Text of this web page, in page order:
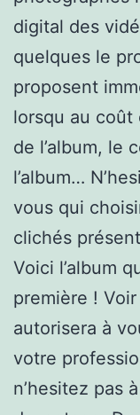
digital des
quelques le
proposent
lorsqu au coût
de l’album, le
l’album…
vous qui
clichés
Voici l’album
première !
autorisera à
votre
n’hesitez pas